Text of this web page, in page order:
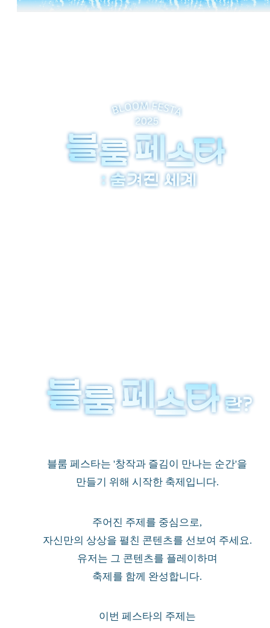
블룸 페스타는 '창작과 즐김이 만나는 순간'을
만들기 위해 시작한 축제입니다.
주어진 주제를 중심으로,
자신만의 상상을 펼친 콘텐츠를 선보여 주세요.
유저는 그 콘텐츠를 플레이하며
축제를 함께 완성합니다.
이번 페스타의 주제는